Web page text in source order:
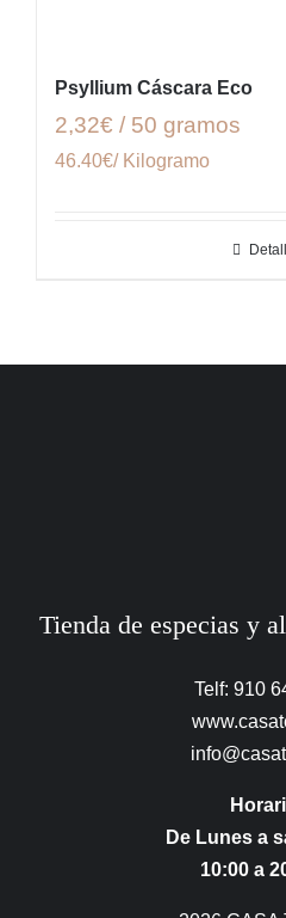
Psyllium Cáscara Eco
2,32€ / 50 gramos
46.40€/ Kilogramo
Tienda de especias y
Telf: 910
De Lunes a
10:00 a